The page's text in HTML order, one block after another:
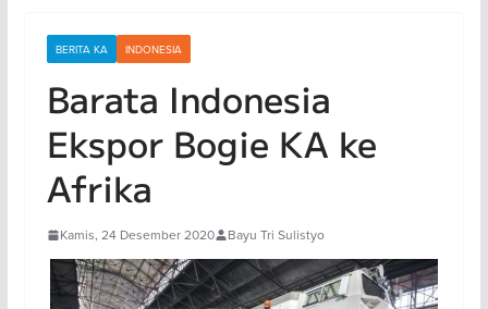
BERITA KA INDONESIA
Barata Indonesia
Ekspor Bogie KA ke
Afrika
Kamis, 24 Desember 2020 Bayu Tri Sulistyo